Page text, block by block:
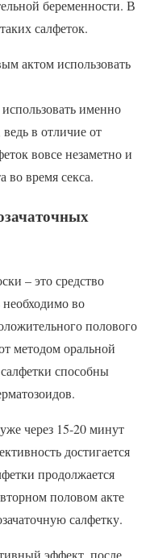
беременности. В
салфеток.
актом использовать
именно
в отличие от
вовсе незаметно и
во время секса.
– это средство
во
полового
методом оральной
способны
через 15-20 минут
достигается
продолжается
половом акте
салфетку.
эффект, после